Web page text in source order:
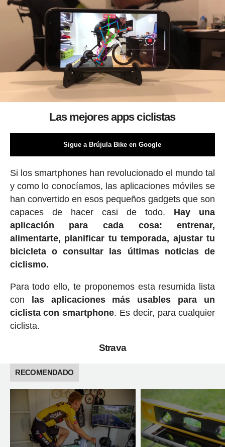
Las mejores apps ciclistas
Sigue a Brújula Bike en Google
Si los smartphones han revolucionado el mundo tal
y como lo conocíamos, las aplicaciones móviles se
han convertido en esos pequeños gadgets que son
capaces de hacer casi de todo. Hay una
aplicación para cada cosa: entrenar,
alimentarte, planificar tu temporada, ajustar tu
bicicleta o consultar las últimas noticias de
ciclismo.
Para todo ello, te proponemos esta resumida lista
con las aplicaciones más usables para un
ciclista con smartphone. Es decir, para cualquier
ciclista.
Strava
RECOMENDADO